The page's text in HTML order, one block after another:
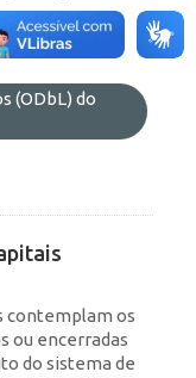
HTML
(ODbL) do
contemplam os
ou encerradas
do sistema de